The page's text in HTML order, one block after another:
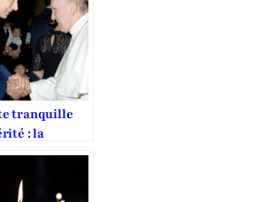
tranquille
: la
de Jan Figel